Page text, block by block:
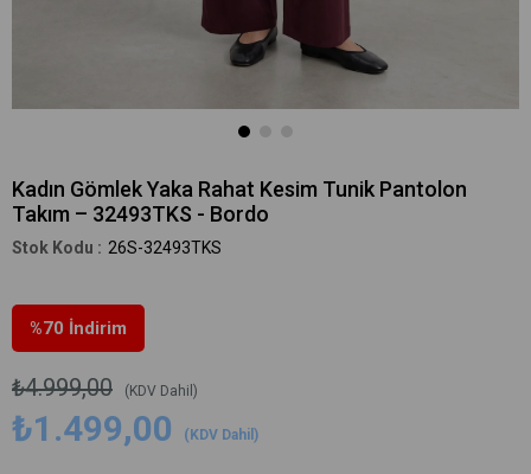
Kadın Gömlek Yaka Rahat Kesim Tunik Pantolon
Takım – 32493TKS - Bordo
26S-32493TKS
%70 İndirim
₺4.999,00 (KDV Dahil)
₺1.499,00 (KDV Dahil)